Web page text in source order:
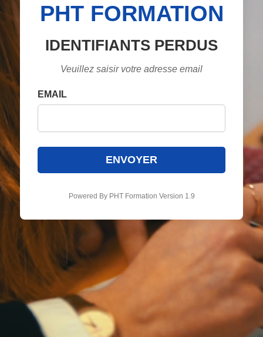
PHT FORMATION
IDENTIFIANTS PERDUS
Veuillez saisir votre adresse email
EMAIL
ENVOYER
Powered By PHT Formation Version 1.9